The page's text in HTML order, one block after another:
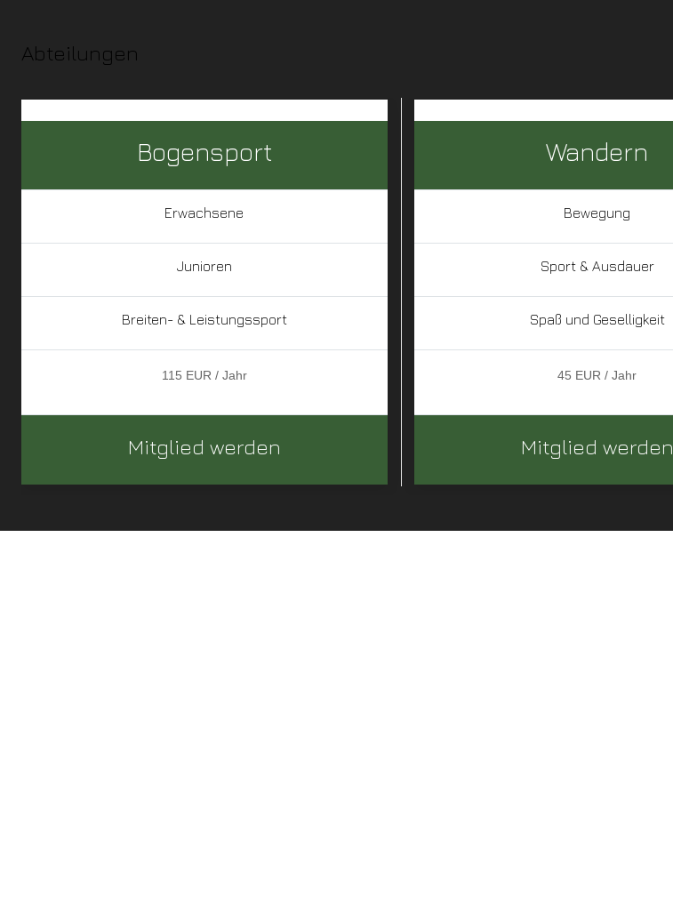
Abteilungen
Bogensport
Erwachsene
Junioren
Breiten- & Leistungssport
115 EUR / Jahr
Mitglied werden
Wandern
Bewegung
Sport & Ausdauer
Spaß und Geselligkeit
45 EUR / Jahr
Mitglied werden